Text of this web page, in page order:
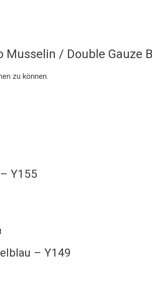
Musselin / Double
zu können.
Y155
– Y149